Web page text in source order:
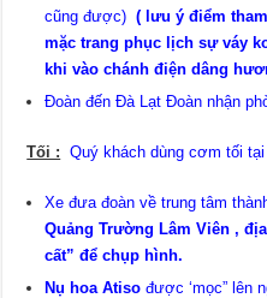
cũng được)( lưu ý điểm
mặc trang phục lịch sự váy
khi vào chánh điện dâng
Đoàn đến Đà Lạt Đoàn nhận
Tối : Quý khách dùng cơm tối
Xe đưa đoàn về trung tâm
Quảng Trường Lâm Viên ,
cất” để chụp hình.
Nụ hoa Atisođược ‘mọc” lên